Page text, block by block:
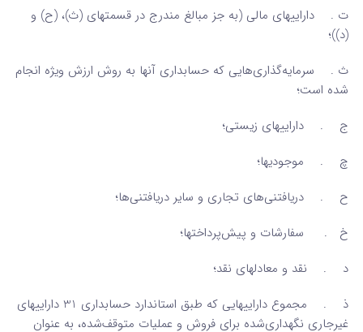
ت . داراییهای مالی (به جز مبالغ مندرج در قسمتهای (ث)، (ح) و
(د))؛
ث . سرمایه‌گذاری‌هایی که حسابداری آنها به روش ارزش ویژه انجام
شده است؛
ج . داراییهای زیستی؛
چ . موجودیها؛
ح . دریافتنی‌های تجاری و سایر دریافتنی‌ها؛
خ . سفارشات و پیش‌پرداختها؛
د . نقد و معادلهای نقد؛
ذ . مجموع داراییهایی که طبق استاندارد حسابداری 31 داراییهای
غیرجاری نگهداری‌شده برای فروش و عملیات متوقف‌شده، به عنوان